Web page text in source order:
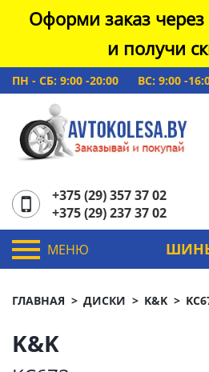
Оформи заказ через
и получи
ПН - СБ: 9:00 -20:00 ВС: 9:00 -
+375 (29) 357 37 02
+375 (29) 237 37 02
МЕНЮ
ГЛАВНАЯ ДИСКИ K&K
K&K